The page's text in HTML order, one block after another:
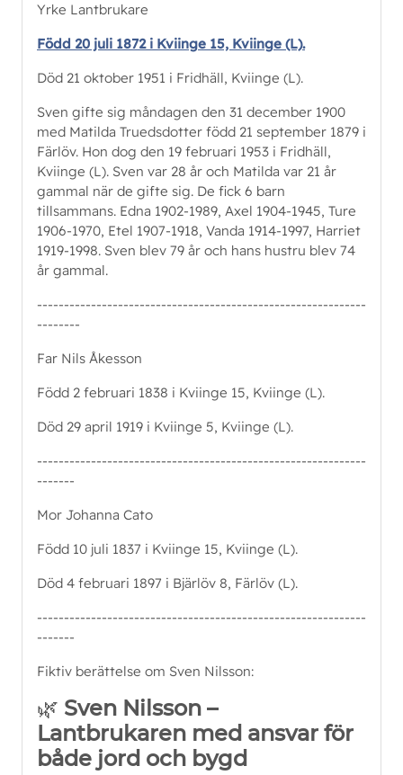
Yrke Lantbrukare
Född 20 juli 1872 i Kviinge 15, Kviinge (L).
Död 21 oktober 1951 i Fridhäll, Kviinge (L).
Sven gifte sig måndagen den 31 december 1900
med Matilda Truedsdotter född 21 september 1879 i
Färlöv. Hon dog den 19 februari 1953 i Fridhäll,
Kviinge (L). Sven var 28 år och Matilda var 21 år
gammal när de gifte sig. De fick 6 barn
tillsammans. Edna 1902-1989, Axel 1904-1945, Ture
1906-1970, Etel 1907-1918, Vanda 1914-1997, Harriet
1919-1998. Sven blev 79 år och hans hustru blev 74
år gammal.
-------------------------------------------------------------
--------
Far Nils Åkesson
Född 2 februari 1838 i Kviinge 15, Kviinge (L).
Död 29 april 1919 i Kviinge 5, Kviinge (L).
-------------------------------------------------------------
-------
Mor Johanna Cato
Född 10 juli 1837 i Kviinge 15, Kviinge (L).
Död 4 februari 1897 i Bjärlöv 8, Färlöv (L).
-------------------------------------------------------------
-------
Fiktiv berättelse om Sven Nilsson:
🌿 Sven Nilsson –
Lantbrukaren med ansvar för
både jord och bygd